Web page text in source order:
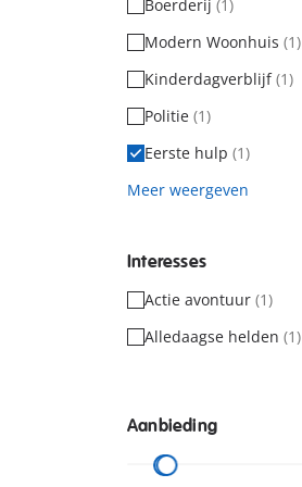
Boerderij (1)
Modern Woonhuis (1)
Kinderdagverblijf(1)
Politie (1)
Eerste hulp (1)
Meer weergeven
Interesses
Actie avontuur (1)
Alledaagse helden (1)
Aanbieding